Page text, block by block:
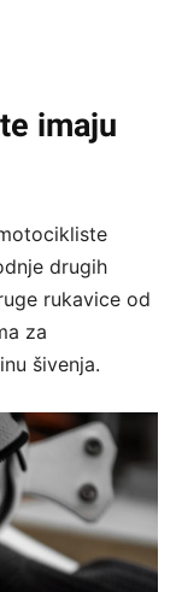
imaju
drugih
rukavice od
za
šivenja.